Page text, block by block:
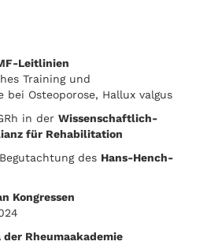
Leitlinien
Training und
bei Osteoporose, Hallux valgus
in der Wissenschaftlich-
für Rehabilitation
des Hans-Hench-
Kongressen
Rheumaakademie